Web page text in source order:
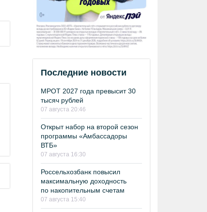
Последние новости
МРОТ 2027 года превысит 30
тысяч рублей
07 августа 20:46
Открыт набор на второй сезон
программы «Амбассадоры
ВТБ»
07 августа 16:30
Россельхозбанк повысил
максимальную доходность
по накопительным счетам
07 августа 15:40